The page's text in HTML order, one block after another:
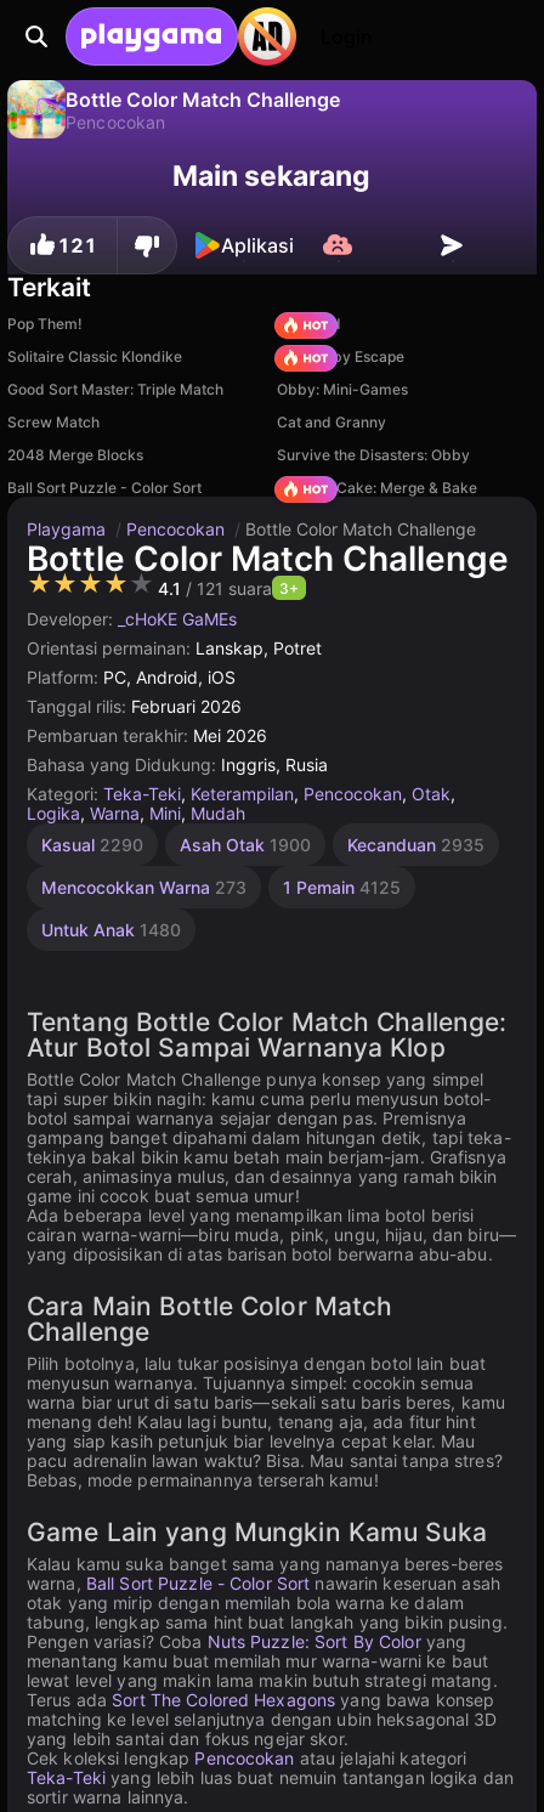
Bottle Color Match Challenge
Pencocokan
Simpan progresnya!
Main sekarang
121 Aplikasi
Terkait
Pop Them!
TB World
Solitaire Classic Klondike
Your Obby Escape
Good Sort Master: Triple Match
Obby: Mini-Games
Screw Match
Cat and Granny
2048 Merge Blocks
Survive the Disasters: Obby
Ball Sort Puzzle - Color Sort
Piece of Cake: Merge & Bake
Playgama / Pencocokan / Bottle Color Match Challenge
Bottle Color Match Challenge
★★★★★ 4.1 / 121 suara 3+
Developer:
_cHoKE GaMEs
Orientasi permainan: Lanskap, Potret
Platform: PC, Android, iOS
Tanggal rilis: Februari 2026
Pembaruan terakhir: Mei 2026
Bahasa yang Didukung: Inggris, Rusia
Kategori: Teka-Teki, Keterampilan, Pencocokan, Otak,
Logika, Warna, Mini, Mudah
Kasual 2290 Asah Otak 1900 Kecanduan 2935
Mencocokkan Warna 273 1 Pemain 4125
Untuk Anak 1480
Tentang Bottle Color Match Challenge:
Atur Botol Sampai Warnanya Klop
Bottle Color Match Challenge punya konsep yang simpel
tapi super bikin nagih: kamu cuma perlu menyusun botol-
botol sampai warnanya sejajar dengan pas. Premisnya
gampang banget dipahami dalam hitungan detik, tapi teka-
tekinya bakal bikin kamu betah main berjam-jam. Grafisnya
cerah, animasinya mulus, dan desainnya yang ramah bikin
game ini cocok buat semua umur!
Ada beberapa level yang menampilkan lima botol berisi
cairan warna-warni—biru muda, pink, ungu, hijau, dan biru—
yang diposisikan di atas barisan botol berwarna abu-abu.
Cara Main Bottle Color Match
Challenge
Pilih botolnya, lalu tukar posisinya dengan botol lain buat
menyusun warnanya. Tujuannya simpel: cocokin semua
warna biar urut di satu baris—sekali satu baris beres, kamu
menang deh! Kalau lagi buntu, tenang aja, ada fitur hint
yang siap kasih petunjuk biar levelnya cepat kelar. Mau
pacu adrenalin lawan waktu? Bisa. Mau santai tanpa stres?
Bebas, mode permainannya terserah kamu!
Game Lain yang Mungkin Kamu Suka
Kalau kamu suka banget sama yang namanya beres-beres
warna, Ball Sort Puzzle - Color Sort nawarin keseruan asah
otak yang mirip dengan memilah bola warna ke dalam
tabung, lengkap sama hint buat langkah yang bikin pusing.
Pengen variasi? Coba Nuts Puzzle: Sort By Coloryang
menantang kamu buat memilah mur warna-warni ke baut
lewat level yang makin lama makin butuh strategi matang.
Terus ada Sort The Colored Hexagons yang bawa konsep
matching ke level selanjutnya dengan ubin heksagonal 3D
yang lebih santai dan fokus ngejar skor.
Cek koleksi lengkap Pencocokan atau jelajahi kategori
Teka-Teki yang lebih luas buat nemuin tantangan logika dan
sortir warna lainnya.